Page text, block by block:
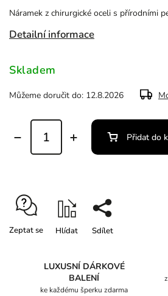
Náramek z chirurgické oceli s přírodními
Detailní informace
Skladem
Můžeme doručit do: 12.8.2026
Přidat do
Zeptat se Hlídat Sdílet
LUXUSNÍ DÁRKOVÉ
BALENÍ
ke každému šperku zdarma